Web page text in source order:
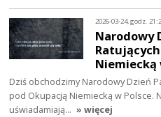
2026-03-24, godz.
Narodowy
Niemiecką
Dziś obchodzimy Narodowy Dzień
pod Okupacją Niemiecką w Polsce.
uświadamiają… » więcej